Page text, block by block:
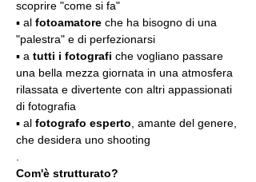
scoprire "come si fa"
▪️ al fotoamatore che ha bisogno di una
"palestra" e di perfezionarsi
▪️ a tutti i fotografi che vogliano passare
una bella mezza giornata in una atmosfera
rilassata e divertente con altri appassionati
di fotografia
▪️ al fotografo esperto , amante del genere,
che desidera uno shooting
Com'è strutturato?